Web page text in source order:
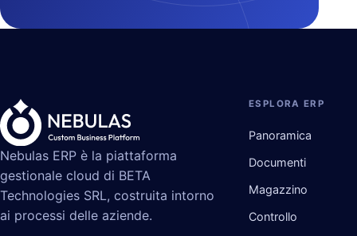
Nebulas ERP è la piattaforma
gestionale cloud di BETA
Technologies SRL, costruita intorno
ai processi delle aziende.
ESPLORA ERP
Panoramica
Documenti
Magazzino
Controllo